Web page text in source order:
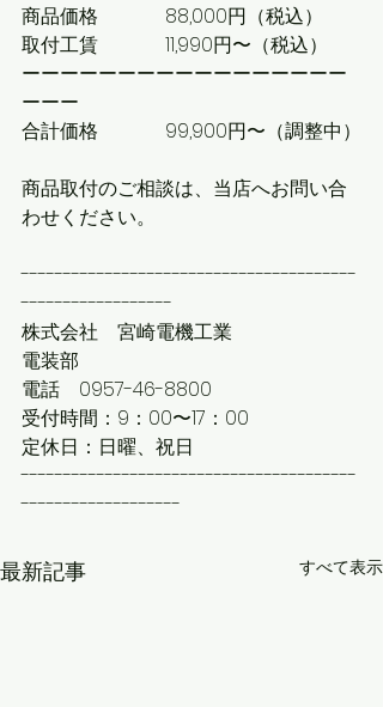
商品価格		88,000円（税込）
取付工賃		11,990円〜（税込）
ーーーーーーーーーーーーーーーーー
ーーー
合計価格		99,900円〜（調整中）
商品取付のご相談は、当店へお問い合
わせください。
----------------------------------------
------------------
株式会社　宮崎電機工業
電装部
電話　0957-46-8800
受付時間：9：00〜17：00
定休日：日曜、祝日
----------------------------------------
-------------------
最新記事 すべて表示